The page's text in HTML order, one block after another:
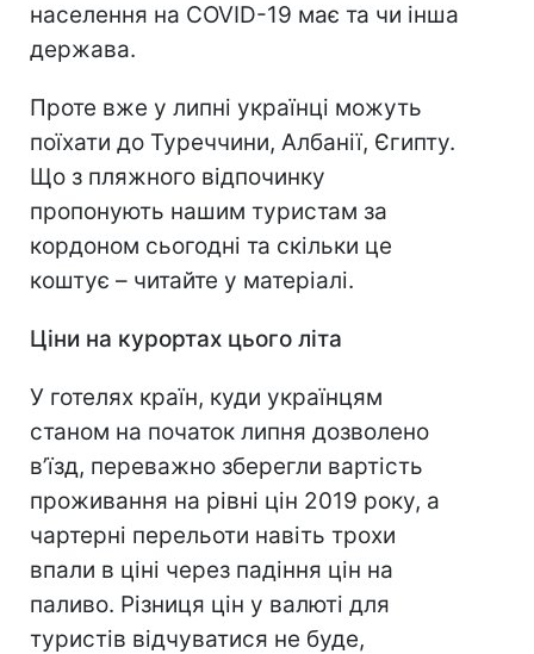
населення на COVID-19 має та чи інша
держава.
Проте вже у липні українці можуть
поїхати до Туреччини, Албанії, Єгипту.
Що з пляжного відпочинку
пропонують нашим туристам за
кордоном сьогодні та скільки це
коштує – читайте у матеріалі.
Ціни на курортах цього літа
У готелях країн, куди українцям
станом на початок липня дозволено
в’їзд, переважно зберегли вартість
проживання на рівні цін 2019 року, а
чартерні перельоти навіть трохи
впали в ціні через падіння цін на
паливо. Різниця цін у валюті для
туристів відчуватися не буде,